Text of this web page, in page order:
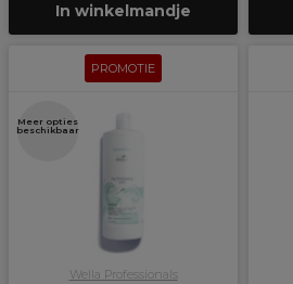
In winkelmandje
PROMOTIE
Meer opties
beschikbaar
Wella Professionals